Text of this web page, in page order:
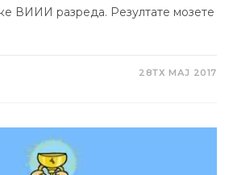
ВИИИ разреда. Резултате мозете
28ТХ МАЈ 2017